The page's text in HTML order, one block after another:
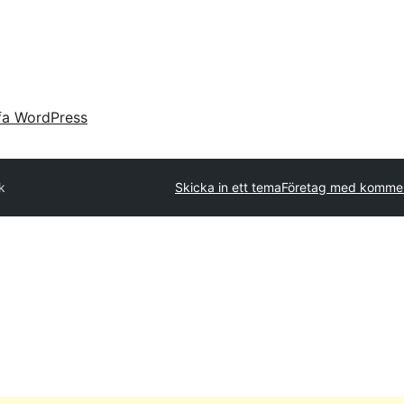
WordPress
Skicka in ett temaFöretag med